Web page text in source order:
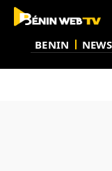
BENIN NEWS